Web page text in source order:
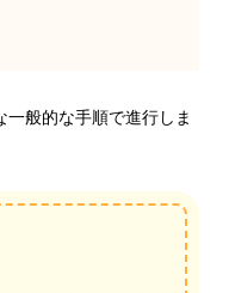
般的な手順で進行しま